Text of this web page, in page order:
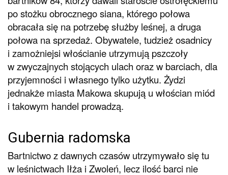
po stożku obrocznego siana, którego połowa
obracała się na potrzebę służby leśnej, a druga
połowa na sprzedaż. Obywatele, tudzież osadnicy
i zamożniejsi włościanie utrzymują pszczoły
w zwyczajnych stojących ulach oraz w barciach, dla
przyjemności i własnego tylko użytku. Żydzi
jednakże miasta Makowa skupują u włościan miód
i takowym handel prowadzą.
Gubernia radomska
Bartnictwo z dawnych czasów utrzymywało się tu
w leśnictwach Iłża i Zwoleń, lecz ilość barci nie